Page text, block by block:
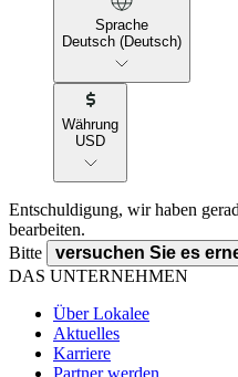
Sprache
Deutsch (Deutsch)
Währung
USD
Entschuldigung, wir haben
bearbeiten.
Bitte
versuchen Sie es
DAS UNTERNEHMEN
Über Lokalee
Aktuelles
Karriere
Partner werden